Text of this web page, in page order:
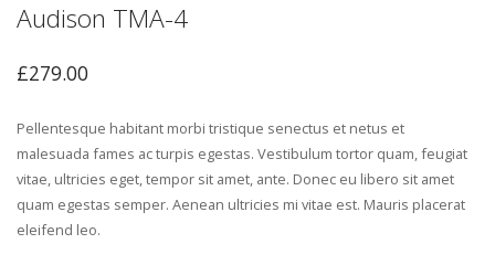
Audison TMA-4
£279.00
Pellentesque habitant morbi tristique senectus et netus et
malesuada fames ac turpis egestas. Vestibulum tortor quam, feugiat
vitae, ultricies eget, tempor sit amet, ante. Donec eu libero sit amet
quam egestas semper. Aenean ultricies mi vitae est. Mauris placerat
eleifend leo.